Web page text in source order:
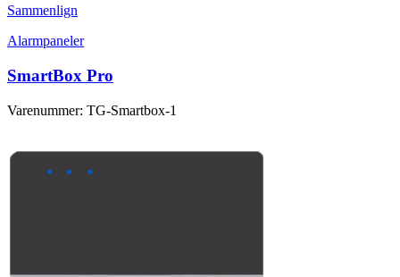
Sammenlign
Alarmpaneler
SmartBox Pro
Varenummer: TG-Smartbox-1